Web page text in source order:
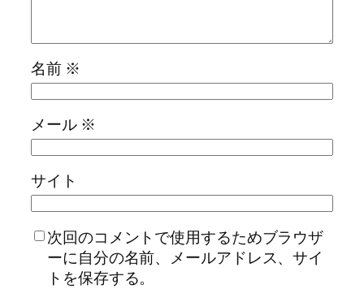
名前 ※
メール ※
サイト
次回のコメントで使用するためブラウザ
ーに自分の名前、メールアドレス、サイ
トを保存する。